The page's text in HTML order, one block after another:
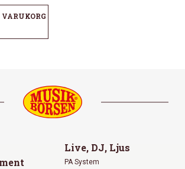
Live, DJ, Ljus
PA System